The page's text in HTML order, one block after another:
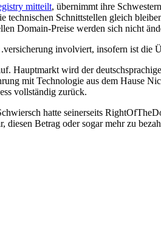
mitteilt, übernimmt ihre
Schnittstellen gleich
Domain-Preise werden sich nicht
involviert, insofern ist die
wird der
mit Technologie aus dem Hause
vollständig zurück.
hatte seinerseits
Betrag oder sogar mehr zu